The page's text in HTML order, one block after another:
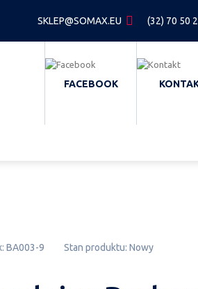
SKLEP@SOMAX.EU (32) 70 50
FACEBOOK
BA003-9 Stan produktu: Nowy